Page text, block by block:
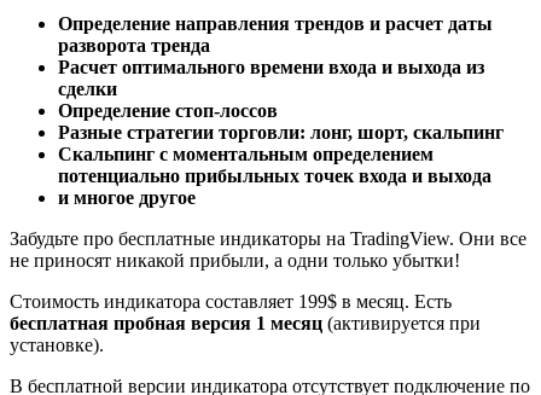
Определение направления трендов и расчет даты
разворота тренда
Расчет оптимального времени входа и выхода из
сделки
Определение стоп-лоссов
Разные стратегии торговли: лонг, шорт, скальпинг
Скальпинг с моментальным определением
потенциально прибыльных точек входа и выхода
и многое другое
Забудьте про бесплатные индикаторы на TradingView. Они все
не приносят никакой прибыли, а одни только убытки!
Стоимость индикатора составляет 199$ в месяц. Есть
бесплатная пробная версия 1 месяц (активируется при
установке).
В бесплатной версии индикатора отсутствует подключение по